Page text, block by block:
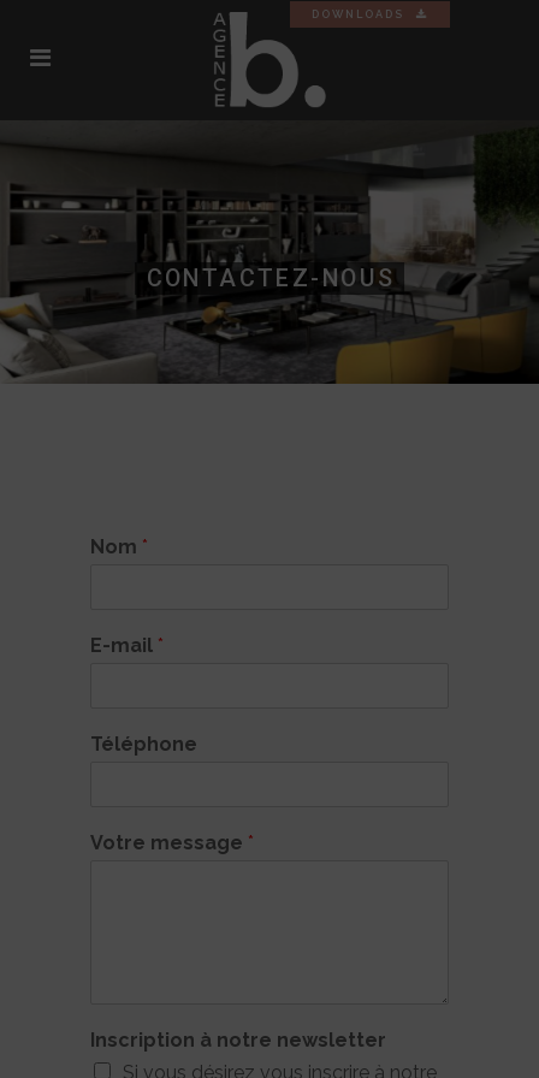
DOWNLOADS
CONTACTEZ-NOUS
Nom *
E-mail *
Téléphone
Votre message *
Inscription à notre newsletter
Si vous désirez vous inscrire à notre